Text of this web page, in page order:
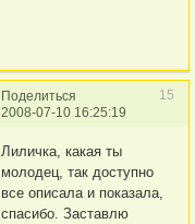
Поделиться
15
2008-07-10 16:25:19
Лиличка, какая ты
молодец, так доступно
все описала и показала,
спасибо. Заставлю